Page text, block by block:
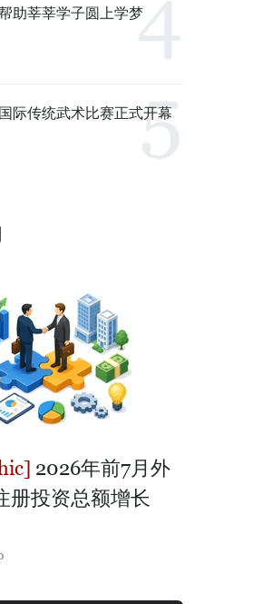
助莘莘学子圆上学梦
际传统武术比赛正式开幕
2026年前7月外
册投资总额增长